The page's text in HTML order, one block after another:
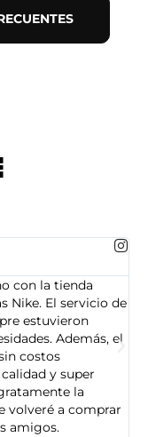
con la tienda
Nike. El servicio de
estuvieron
Además, el
costos
y super
la
volveré a comprar
amigos.